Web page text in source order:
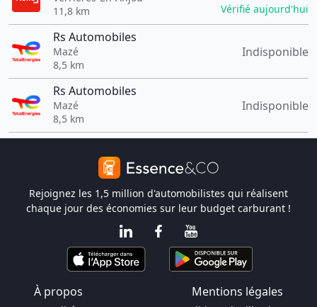
11,8 km
Vérifié aujourd'hui
Rs Automobiles
Mazé
8,5 km
Indisponible
Rs Automobiles
Mazé
8,5 km
Indisponible
Rejoignez les 1,5 million d'automobilistes qui réalisent
chaque jour des économies sur leur budget carburant !
À propos Mentions légales